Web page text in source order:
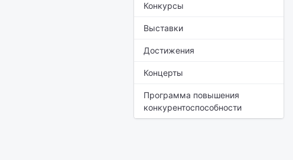
Конкурсы
Выставки
Достижения
Концерты
Программа повышения
конкурентоспособности